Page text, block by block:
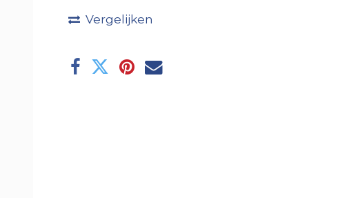
Vergelijken